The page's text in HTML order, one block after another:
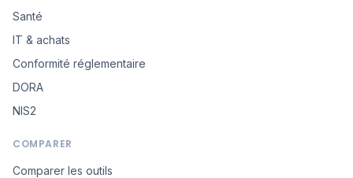
Santé
IT & achats
Conformité réglementaire
DORA
NIS2
COMPARER
Comparer les outils